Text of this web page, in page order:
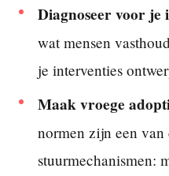
Diagnoseer voor je
wat mensen
je interventies
Maak vroege
normen zijn een van
stuurmechanismen: